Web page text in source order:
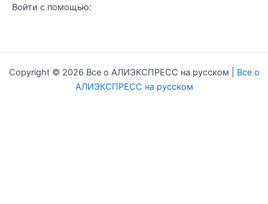
Войти с помощью:
Copyright © 2026 Все о АЛИЭКСПРЕСС на русском | Все о
АЛИЭКСПРЕСС на русском